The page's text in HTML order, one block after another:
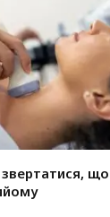
що